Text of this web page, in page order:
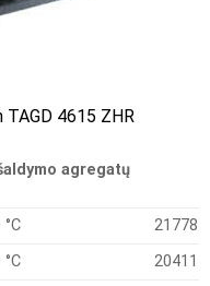
TAGD 4615 ZHR
agregatų
21778
20411